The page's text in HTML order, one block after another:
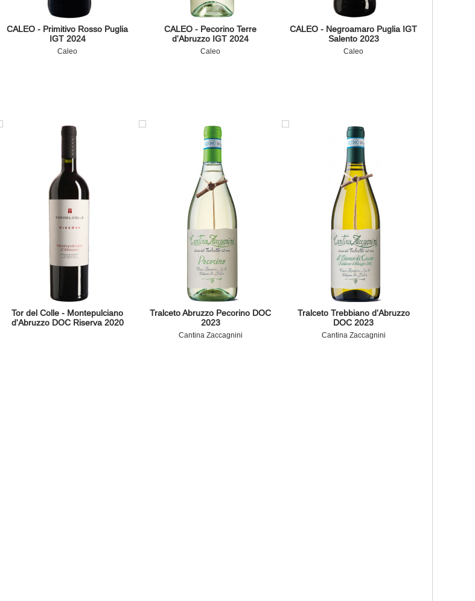
CALEO - Primitivo Rosso Puglia
IGT 2024
Caleo
CALEO - Pecorino Terre
d'Abruzzo IGT 2024
Caleo
CALEO - Negroamaro Puglia IGT
Salento 2023
Caleo
Tor del Colle - Montepulciano
d'Abruzzo DOC Riserva 2020
Tralceto Abruzzo Pecorino DOC
2023
Cantina Zaccagnini
Tralceto Trebbiano d'Abruzzo
DOC 2023
Cantina Zaccagnini